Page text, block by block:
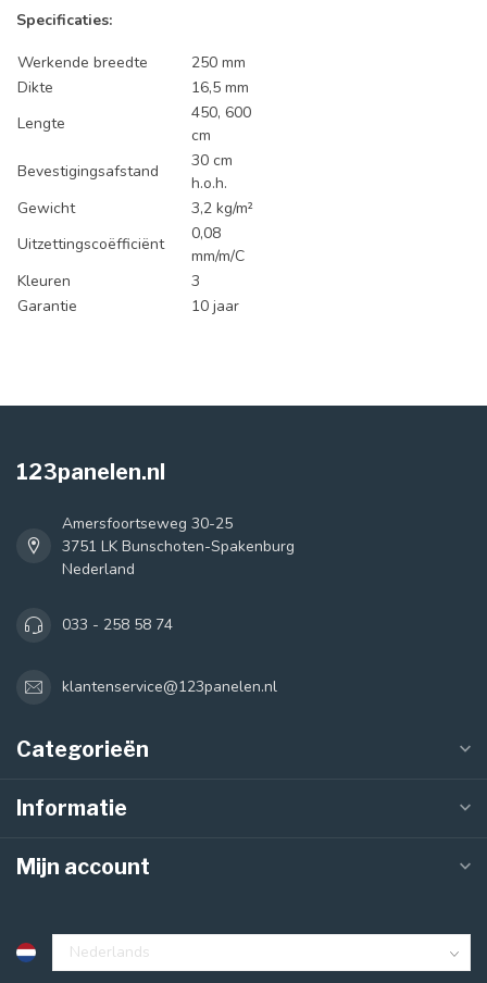
Specificaties:
Werkende breedte
250 mm
Dikte
16,5 mm
Lengte
450, 600
cm
Bevestigingsafstand
30 cm
h.o.h.
Gewicht
3,2 kg/m²
Uitzettingscoëfficiënt
0,08
mm/m/C
Kleuren
3
Garantie
10 jaar
123panelen.nl
Amersfoortseweg 30-25
3751 LK Bunschoten-Spakenburg
Nederland
033 - 258 58 74
klantenservice@123panelen.nl
Categorieën
Informatie
Mijn account